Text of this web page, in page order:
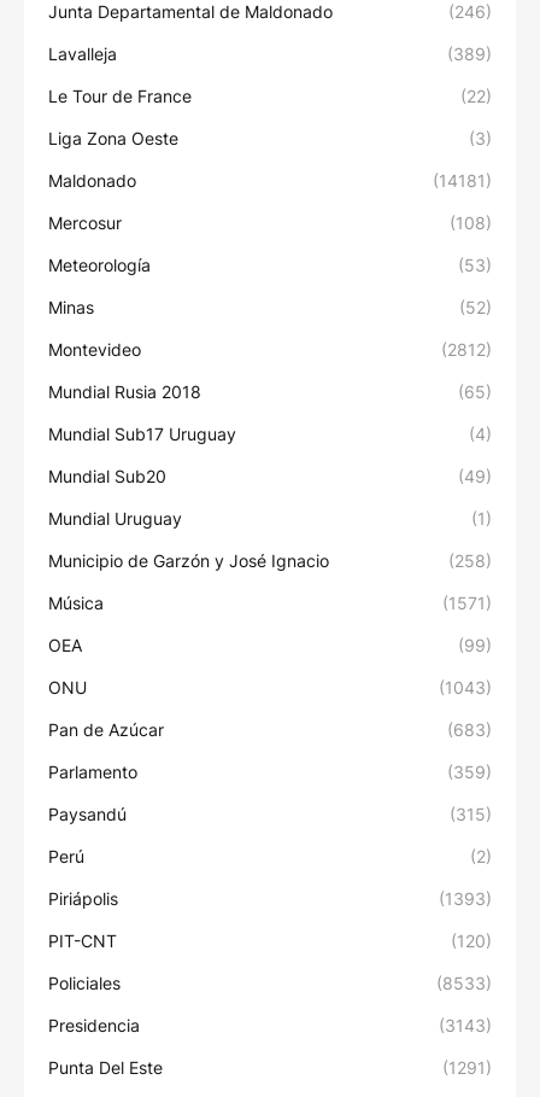
Junta Departamental de Maldonado (246)
Lavalleja (389)
Le Tour de France (22)
Liga Zona Oeste (3)
Maldonado (14181)
Mercosur (108)
Meteorología (53)
Minas (52)
Montevideo (2812)
Mundial Rusia 2018 (65)
Mundial Sub17 Uruguay (4)
Mundial Sub20 (49)
Mundial Uruguay (1)
Municipio de Garzón y José Ignacio (258)
Música (1571)
OEA (99)
ONU (1043)
Pan de Azúcar (683)
Parlamento (359)
Paysandú (315)
Perú (2)
Piriápolis (1393)
PIT-CNT (120)
Policiales (8533)
Presidencia (3143)
Punta Del Este (1291)